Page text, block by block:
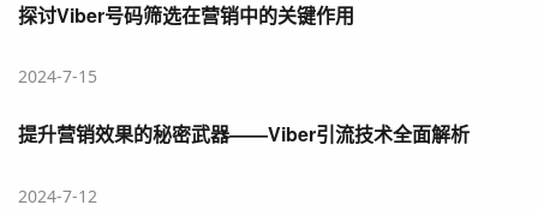
探讨Viber号码筛选在营销中的关键作用
2024-7-15
提升营销效果的秘密武器——Viber引流技术全面解析
2024-7-12